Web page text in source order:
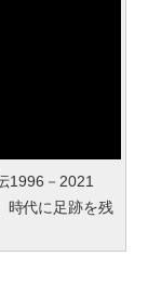
1996－2021
時代に足跡を残